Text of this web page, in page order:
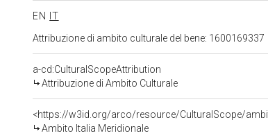
EN
IT
Attribuzione di ambito culturale del bene: 1600169337
a-cd:CulturalScopeAttribution
Attribuzione di Ambito Culturale
<https://w3id.org/arco/resource/CulturalScope/
Ambito Italia Meridionale